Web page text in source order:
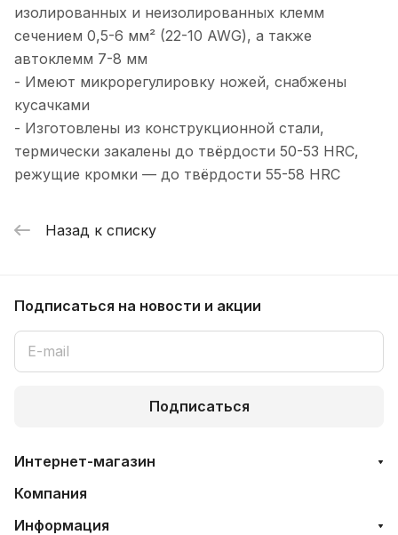
изолированных и неизолированных клемм
сечением 0,5-6 мм² (22-10 AWG), а также
автоклемм 7-8 мм
- Имеют микрорегулировку ножей, снабжены
кусачками
- Изготовлены из конструкционной стали,
термически закалены до твёрдости 50-53 HRC,
режущие кромки — до твёрдости 55-58 HRC
Назад к списку
Подписаться на новости и акции
Подписаться
Интернет-магазин
Компания
Информация